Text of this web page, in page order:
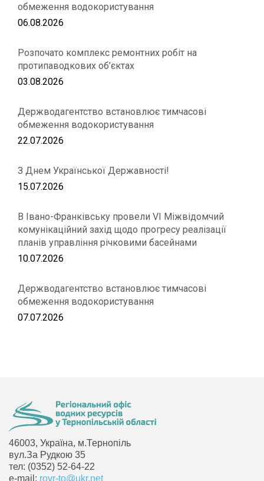
обмеження водокористування
06.08.2026
Розпочато комплекс ремонтних робіт на
протипаводкових об’єктах
03.08.2026
Держводагентство встановлює тимчасові
обмеження водокористування
22.07.2026
З Днем Української Державності!
15.07.2026
В Івано-Франківську провели VІ Міжвідомчий
комунікаційний захід щодо прогресу реалізації
планів управління річковими басейнами
10.07.2026
Держводагентство встановлює тимчасові
обмеження водокористування
07.07.2026
46003, Україна, м.Тернопіль
вул.За Рудкою 35
тел: (0352) 52-64-22
e-mail: rovr-to@ukr.net